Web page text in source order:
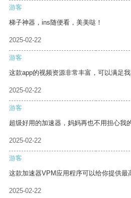
游客
梯子神器，ins随便看，美美哒！
2025-02-22
游客
这款app的视频资源非常丰富，可以满足我
2025-02-22
游客
超级好用的加速器，妈妈再也不用担心我
2025-02-22
游客
这款加速器VPM应用程序可以给你提供最
2025-02-22